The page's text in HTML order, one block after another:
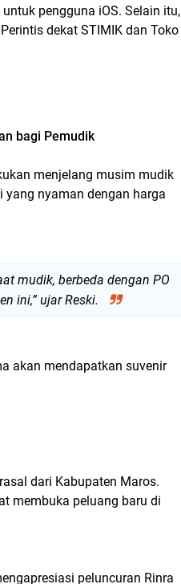
pengguna iOS. Selain itu,
dekat STIMIK dan Toko
bagi Pemudik
menjelang musim mudik
nyaman dengan harga
mudik, berbeda dengan PO
ini,” ujar Reski.
akan mendapatkan suvenir
dari Kabupaten Maros.
membuka peluang baru di
peluncuran Rinra